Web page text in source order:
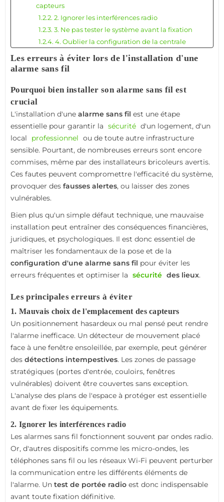
capteurs
1.2.2. 2. Ignorer les interférences radio
1.2.3. 3. Ne pas tester le système avant la fixation
1.2.4. 4. Oublier la configuration de la centrale
1.2.5. 5. Négliger les mises à jour
1.2.6. 6. Installer soi-même sans compétences
1.3. Erreurs fréquentes selon les types d'alarmes sans fil
1.3.2. Alarme GSM/SMS
1.3.3. Alarme mixte (radio + filaire)
1.4. Conséquences d'une mauvaise installation
1.5. Bonnes pratiques pour une installation réussie
1.5.1. Analyser le plan du bâtiment
1.5.2. Prévoir l'alimentation et l'autonomie
1.5.3. Respecter les consignes du fabricant
1.5.4. Faire appel à un expert si nécessaire
Google
1.7. Conclusion
Les erreurs à éviter lors de l'installation d'une
alarme sans fil
Pourquoi bien installer son alarme sans fil est
crucial
L'installation d'une alarme sans fil est une étape
essentielle pour garantir la sécurité d'un logement, d'un
local
professionnel ou de toute autre infrastructure
sensible. Pourtant, de nombreuses erreurs sont encore
commises, même par des installateurs bricoleurs avertis.
Ces fautes peuvent compromettre l'efficacité du système,
provoquer des fausses alertes, ou laisser des zones
vulnérables.
Bien plus qu'un simple défaut technique, une mauvaise
installation peut entraîner des conséquences financières,
juridiques, et psychologiques. Il est donc essentiel de
maîtriser les fondamentaux de la pose et de la
configuration d'une alarme sans fil pour éviter les
erreurs fréquentes et optimiser la sécurité des lieux.
Les principales erreurs à éviter
1. Mauvais choix de l'emplacement des capteurs
Un positionnement hasardeux ou mal pensé peut rendre
l'alarme inefficace. Un détecteur de mouvement placé
face à une fenêtre ensoleillée, par exemple, peut générer
des détections intempestives. Les zones de passage
stratégiques (portes d'entrée, couloirs, fenêtres
vulnérables) doivent être couvertes sans exception.
L'analyse des plans de l'espace à protéger est essentielle
avant de fixer les équipements.
2. Ignorer les interférences radio
Les alarmes sans fil fonctionnent souvent par ondes radio.
Or, d'autres dispositifs comme les micro-ondes, les
téléphones sans fil ou les réseaux Wi-Fi peuvent perturber
la communication entre les différents éléments de
l'alarme. Un test de portée radio est donc indispensable
avant toute fixation définitive.